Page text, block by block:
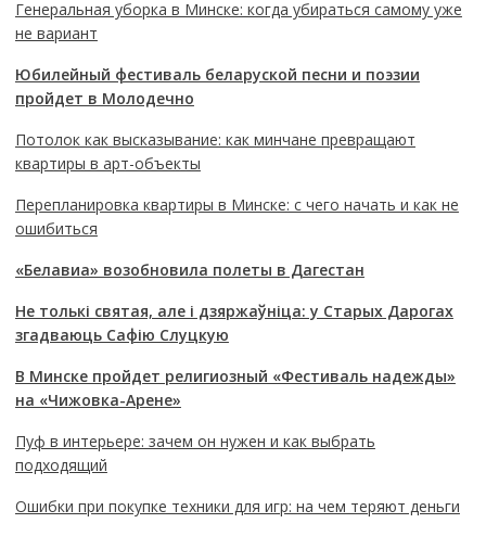
Генеральная уборка в Минске: когда убираться самому уже
не вариант
Юбилейный фестиваль беларуской песни и поэзии
пройдет в Молодечно
Потолок как высказывание: как минчане превращают
квартиры в арт-объекты
Перепланировка квартиры в Минске: с чего начать и как не
ошибиться
«Белавиа» возобновила полеты в Дагестан
Не толькі святая, але і дзяржаўніца: у Старых Дарогах
згадваюць Сафію Слуцкую
В Минске пройдет религиозный «Фестиваль надежды»
на «Чижовка-Арене»
Пуф в интерьере: зачем он нужен и как выбрать
подходящий
Ошибки при покупке техники для игр: на чем теряют деньги